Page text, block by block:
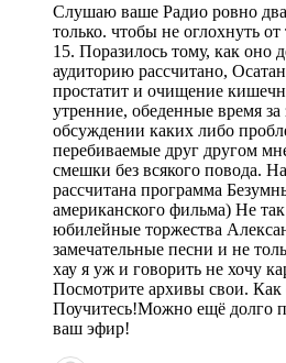
Слушаю ваше Радио ровно
только. чтобы не оглохнуть
15. Поразилось тому, как оно
аудиторию рассчитано,
простатит и очищение
утренние, обеденные время
обсуждении каких либо
перебиваемые друг другом
смешки без всякого повода.
рассчитана программа
американского фильма) Не
юбилейные торжества
замечательные песни и не
хау я уж и говорить не хочу
Посмотрите архивы свои. Как
Поучитесь!Можно ещё долго
ваш эфир!